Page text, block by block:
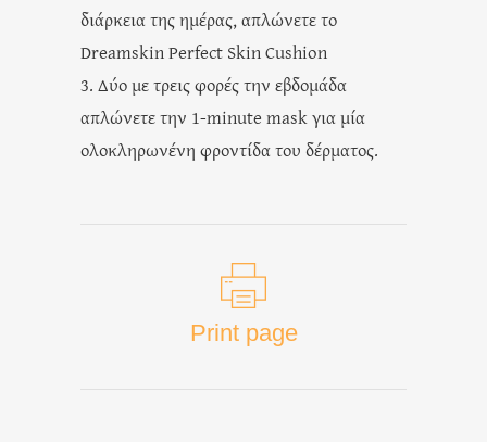
διάρκεια της ημέρας, απλώνετε το
Dreamskin Perfect Skin Cushion
3. Δύο με τρεις φορές την εβδομάδα
απλώνετε την 1-minute mask για μία
ολοκληρωνένη φροντίδα του δέρματος.
Print page